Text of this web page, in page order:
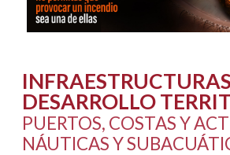
DESARROLLO
PUERTOS, COSTAS Y
NÁUTICAS Y